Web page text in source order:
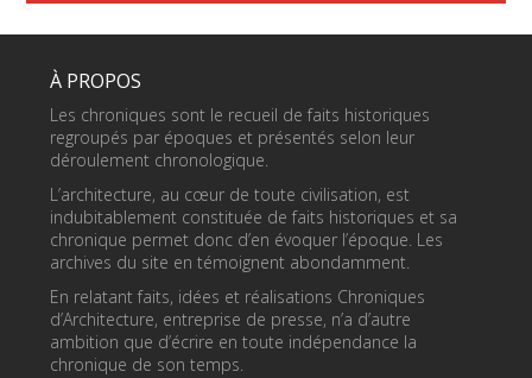
À PROPOS
Les chroniques sont le recueil de faits historiques
regroupés par époques et présentés selon leur
déroulement chronologique.
L’architecture, au cœur de toute civilisation, est
indubitablement constituée de faits historiques et sa
chronique permet donc d’en évoquer l’époque. Les
archives du site en témoignent abondamment.
En relatant faits, idées et réalisations Chroniques
d’Architecture, entreprise de presse, n’a d’autre
ambition que d’écrire en toute indépendance la
chronique de son temps.